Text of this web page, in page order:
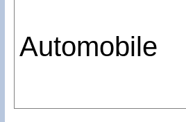
Automobile